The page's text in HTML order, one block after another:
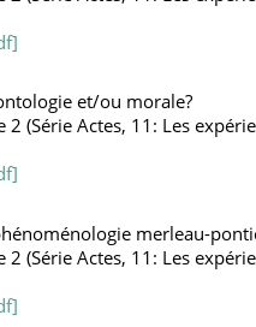
et/ou morale?
(Série Actes, 11: Les
merleau-
(Série Actes, 11: Les